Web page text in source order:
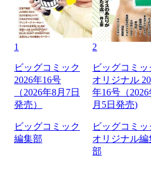
1
ビッグコミック
2026年16号
（2026年8月7日
発売）
ビッグコミック
編集部
2
ビッグコミッ
オリジナル
年16号（2026
月5日発売)
ビッグコミッ
オリジナル編
部